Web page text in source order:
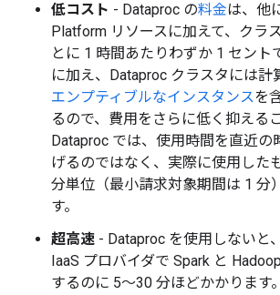
低コスト - Dataproc の料金は、他
Platform リソースに加えて、クラ
とに 1 時間あたりわずか 1 セント
に加え、Dataproc クラスタには計
エンプティブルなインスタンスを
るので、費用をさらに低く抑える
Dataproc では、使用時間を直近の
げるのではなく、実際に使用した
分単位（最小請求対象期間は 1 分
す。
超高速 - Dataproc を使用しないと
IaaS プロバイダで Spark と
するのに 5～30 分ほどかかります